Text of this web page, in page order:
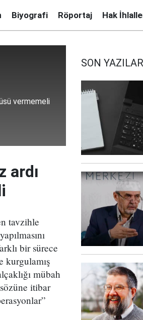
Biyografi Röportaj Hak
vermemeli
ardı
tavzihle
bir sürece
kurgulamış
mübah
itibar
SON YAZILAR